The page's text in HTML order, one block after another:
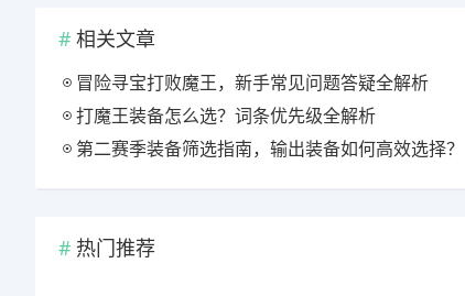
相关文章
冒险寻宝打败魔王，新手常见问题答疑全解析
打魔王装备怎么选？词条优先级全解析
第二赛季装备筛选指南，输出装备如何高效选择？
热门推荐